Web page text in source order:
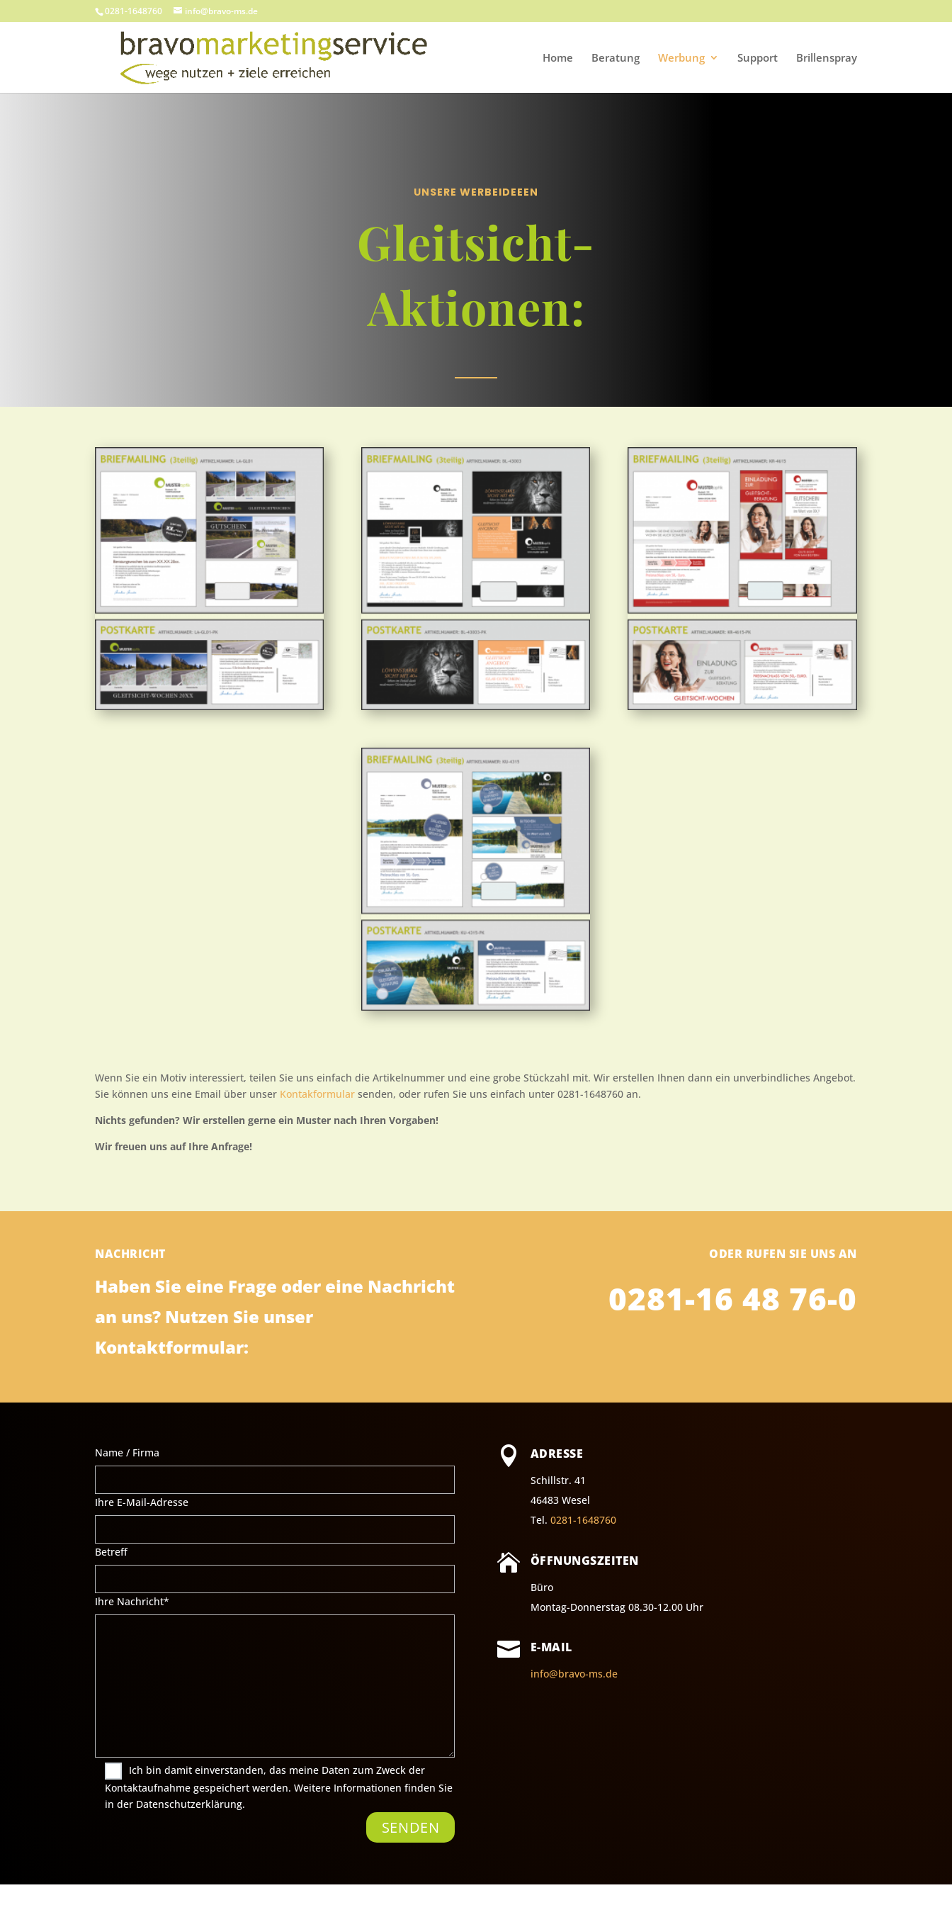
0281-1648760 info@bravo-ms.de
Home Beratung Werbung Support Brillenspray
UNSERE WERBEIDEEEN
Gleitsicht-
Aktionen:
Wenn Sie ein Motiv interessiert, teilen Sie uns einfach die Artikelnummer und eine grobe Stückzahl mit. Wir erstellen Ihnen dann ein unverbindliches Angebot.
Sie können uns eine Email über unser Kontakformular senden, oder rufen Sie uns einfach unter 0281-1648760 an.
Nichts gefunden? Wir erstellen gerne ein Muster nach Ihren Vorgaben!
Wir freuen uns auf Ihre Anfrage!
NACHRICHT
Haben Sie eine Frage oder eine Nachricht
an uns? Nutzen Sie unser
Kontaktformular:
ODER RUFEN SIE UNS AN
0281-16 48 76-0
Name / Firma
Ihre E-Mail-Adresse
Bitte lasse dieses Feld leer.
Betreff
Ihre Nachricht*
Ich bin damit einverstanden, das meine Daten zum Zweck der
Kontaktaufnahme gespeichert werden. Weitere Informationen finden Sie
in der Datenschutzerklärung.
 ADRESSE
Schillstr. 41
46483 Wesel
Tel. 0281-1648760
 ÖFFNUNGSZEITEN
Büro
Montag-Donnerstag 08.30-12.00 Uhr
 E-MAIL
info@bravo-ms.de